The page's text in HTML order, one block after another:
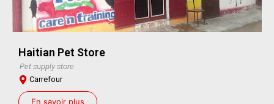
Haitian Pet Store
Pet supply store
Carrefour
En savoir plus